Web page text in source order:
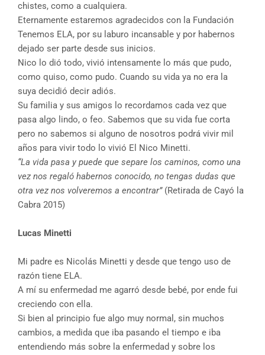
chistes, como a cualquiera.
Eternamente estaremos agradecidos con la Fundación
Tenemos ELA, por su laburo incansable y por habernos
dejado ser parte desde sus inicios.
Nico lo dió todo, vivió intensamente lo más que pudo,
como quiso, como pudo. Cuando su vida ya no era la
suya decidió decir adiós.
Su familia y sus amigos lo recordamos cada vez que
pasa algo lindo, o feo. Sabemos que su vida fue corta
pero no sabemos si alguno de nosotros podrá vivir mil
años para vivir todo lo vivió El Nico Minetti.
“La vida pasa y puede que separe los caminos, como una
vez nos regaló habernos conocido, no tengas dudas que
otra vez nos volveremos a encontrar” (Retirada de Cayó la
Cabra 2015)
Lucas Minetti
Mi padre es Nicolás Minetti y desde que tengo uso de
razón tiene ELA.
A mí su enfermedad me agarró desde bebé, por ende fui
creciendo con ella.
Si bien al principio fue algo muy normal, sin muchos
cambios, a medida que iba pasando el tiempo e iba
entendiendo más sobre la enfermedad y sobre los